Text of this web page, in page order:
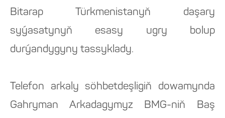
Bitarap Türkmenistanyň daşary
syýasatynyň esasy ugry bolup
durýandygyny tassyklady.
Telefon arkaly söhbetdeşligiň dowamynda
Gahryman Arkadagymyz BMG-niň Baş